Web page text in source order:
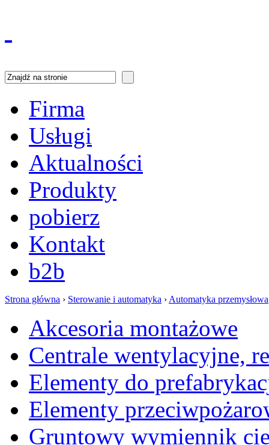
Firma
Usługi
Aktualności
Produkty
pobierz
Kontakt
b2b
Strona główna › Sterowanie i automatyka › Automatyka przemysłowa
Akcesoria montażowe
Centrale wentylacyjne,
Elementy do
Elementy
Gruntowy wymiennik